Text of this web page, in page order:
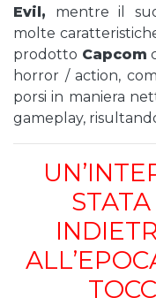
Evil, mentre il
molte
prodotto Capcom
horror / action,
porsi in maniera
gameplay,